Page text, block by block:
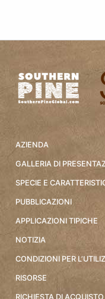
AZIENDA
GALLERIA DI
SPECIE E
PUBBLICAZIONI
APPLICAZIONI TIPICHE
NOTIZIA
CONDIZIONI PER
RISORSE
RICHIESTA DI ACQUISTO